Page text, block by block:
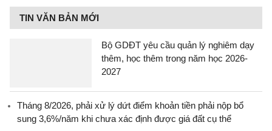
TIN VĂN BẢN MỚI
Bộ GDĐT yêu cầu quản lý nghiêm dạy
thêm, học thêm trong năm học 2026-
2027
Tháng 8/2026, phải xử lý dứt điểm khoản tiền phải nộp bổ
sung 3,6%/năm khi chưa xác định được giá đất cụ thể